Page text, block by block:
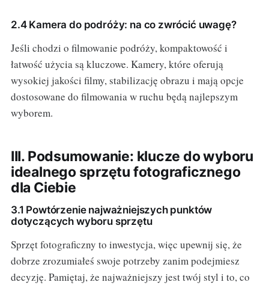
2.4 Kamera do podróży: na co zwrócić uwagę?
Jeśli chodzi o filmowanie podróży, kompaktowość i
łatwość użycia są kluczowe. Kamery, które oferują
wysokiej jakości filmy, stabilizację obrazu i mają opcje
dostosowane do filmowania w ruchu będą najlepszym
wyborem.
III. Podsumowanie: klucze do wyboru
idealnego sprzętu fotograficznego
dla Ciebie
3.1 Powtórzenie najważniejszych punktów
dotyczących wyboru sprzętu
Sprzęt fotograficzny to inwestycja, więc upewnij się, że
dobrze zrozumiałeś swoje potrzeby zanim podejmiesz
decyzję. Pamiętaj, że najważniejszy jest twój styl i to, co